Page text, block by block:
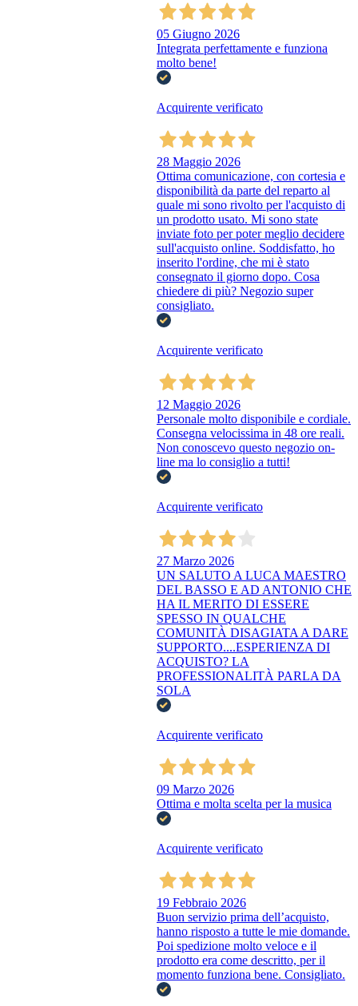
05 Giugno 2026
Integrata perfettamente e funziona
molto bene!
Acquirente verificato
28 Maggio 2026
Ottima comunicazione, con cortesia e
disponibilità da parte del reparto al
quale mi sono rivolto per l'acquisto di
un prodotto usato. Mi sono state
inviate foto per poter meglio decidere
sull'acquisto online. Soddisfatto, ho
inserito l'ordine, che mi è stato
consegnato il giorno dopo. Cosa
chiedere di più? Negozio super
consigliato.
Acquirente verificato
12 Maggio 2026
Personale molto disponibile e cordiale.
Consegna velocissima in 48 ore reali.
Non conoscevo questo negozio on-
line ma lo consiglio a tutti!
Acquirente verificato
27 Marzo 2026
UN SALUTO A LUCA MAESTRO
DEL BASSO E AD ANTONIO CHE
HA IL MERITO DI ESSERE
SPESSO IN QUALCHE
COMUNITÀ DISAGIATA A DARE
SUPPORTO....ESPERIENZA DI
ACQUISTO? LA
PROFESSIONALITÀ PARLA DA
SOLA
Acquirente verificato
09 Marzo 2026
Ottima e molta scelta per la musica
Acquirente verificato
19 Febbraio 2026
Buon servizio prima dell’acquisto,
hanno risposto a tutte le mie domande.
Poi spedizione molto veloce e il
prodotto era come descritto, per il
momento funziona bene. Consigliato.